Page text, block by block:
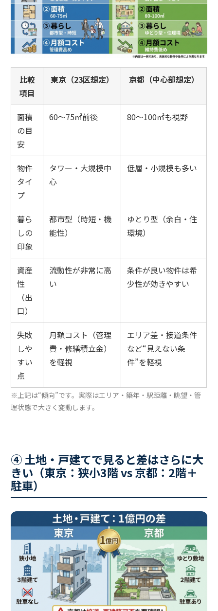
比較
項目
東京（23区想定） 京都（中心部想定）
面積
の目
安
60〜75㎡前後 80〜100㎡も視野
物件
タイ
プ
タワー・大規模中
心
低層・小規模も多い
暮ら
しの
印象
都市型（時短・機
能性）
ゆとり型（余白・住
環境）
資産
性
（出
口）
流動性が非常に高
い
条件が良い物件は希
少性が効きやすい
失敗
しや
すい
点
月額コスト（管理
費・修繕積立金）
を軽視
エリア差・接道条件
など“見えない条
件”を軽視
※上記は“傾向”です。実際はエリア・築年・駅距離・眺望・管
理状態で大きく変動します。
④ 土地・戸建てで見ると差はさらに大
きい（東京：狭小3階 vs 京都：2階＋
駐車）